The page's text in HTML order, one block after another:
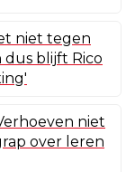
niet tegen
dus blijft Rico
niet
over leren